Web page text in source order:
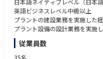
・本質的な価値を見失わないよ
の情報をどん欲に吸収し続ける。
・不確実な状況でもすべての前
行動し続ける。
・リスクをとって大胆に迅速な
的に取り組む。
具体的には、当社が、国内外の
記のような事業を推進していく
する業務（主に以下のような業
採用にあたっては、ご本人の適
ジションをご提案・ご相談させて
日本語ネイティブレベル（日本
英語ビジネスレベル中級以上
プラントの建設業務を実施した
プラント設備の設計業務を実施
■歓迎要件
英語ビジネスレベル上級
従業員数